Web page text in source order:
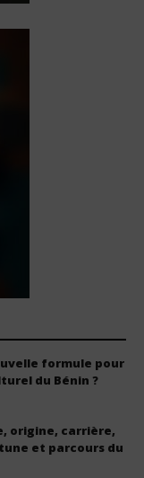
formule pour
du Bénin ?
origine, carrière,
et parcours du